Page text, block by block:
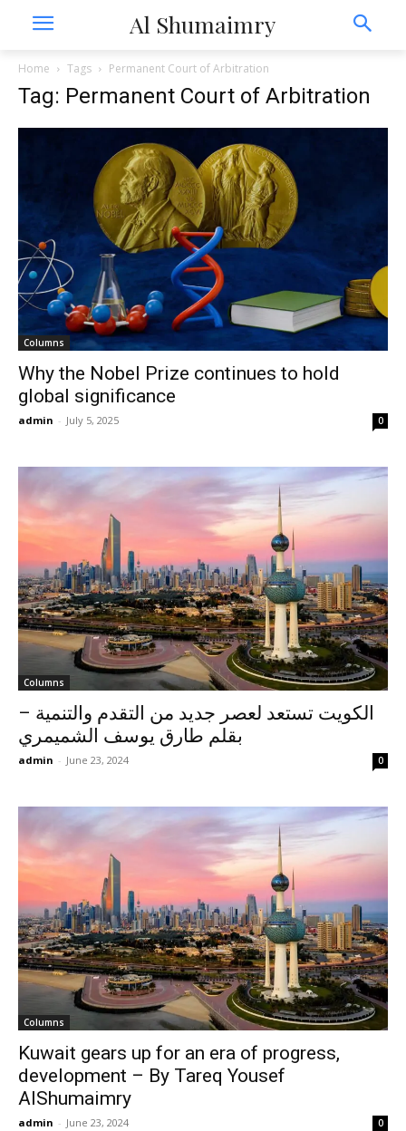
Al Shumaimry
Home Tags Permanent Court of Arbitration
Tag: Permanent Court of Arbitration
Columns
Why the Nobel Prize continues to hold
global significance
admin - July 5, 2025 0
Columns
الكويت تستعد لعصر جديد من التقدم والتنمية –
بقلم طارق يوسف الشميمري
admin - June 23, 2024 0
Columns
Kuwait gears up for an era of progress,
development – By Tareq Yousef
AlShumaimry
admin - June 23, 2024 0